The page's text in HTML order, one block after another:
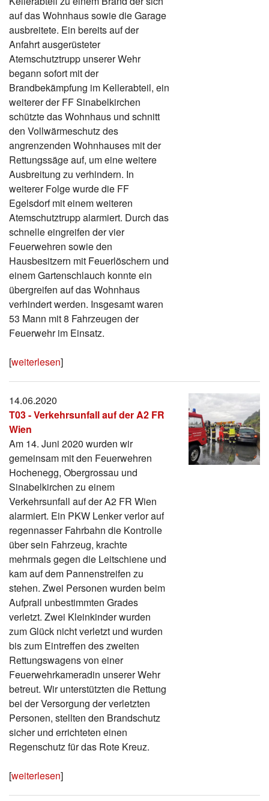
auf das Wohnhaus sowie die Garage
ausbreitete. Ein bereits auf der
Anfahrt ausgerüsteter
Atemschutztrupp unserer Wehr
begann sofort mit der
Brandbekämpfung im Kellerabteil, ein
weiterer der FF Sinabelkirchen
schützte das Wohnhaus und schnitt
den Vollwärmeschutz des
angrenzenden Wohnhauses mit der
Rettungssäge auf, um eine weitere
Ausbreitung zu verhindern. In
weiterer Folge wurde die FF
Egelsdorf mit einem weiteren
Atemschutztrupp alarmiert. Durch das
schnelle eingreifen der vier
Feuerwehren sowie den
Hausbesitzern mit Feuerlöschern und
einem Gartenschlauch konnte ein
übergreifen auf das Wohnhaus
verhindert werden. Insgesamt waren
53 Mann mit 8 Fahrzeugen der
Feuerwehr im Einsatz.
[weiterlesen]
14.06.2020
T03 - Verkehrsunfall auf der A2 FR
Wien
Am 14. Juni 2020 wurden wir
gemeinsam mit den Feuerwehren
Hochenegg, Obergrossau und
Sinabelkirchen zu einem
Verkehrsunfall auf der A2 FR Wien
alarmiert. Ein PKW Lenker verlor auf
regennasser Fahrbahn die Kontrolle
über sein Fahrzeug, krachte
mehrmals gegen die Leitschiene und
kam auf dem Pannenstreifen zu
stehen. Zwei Personen wurden beim
Aufprall unbestimmten Grades
verletzt. Zwei Kleinkinder wurden
zum Glück nicht verletzt und wurden
bis zum Eintreffen des zweiten
Rettungswagens von einer
Feuerwehrkameradin unserer Wehr
betreut. Wir unterstützten die Rettung
bei der Versorgung der verletzten
Personen, stellten den Brandschutz
sicher und errichteten einen
Regenschutz für das Rote Kreuz.
[weiterlesen]